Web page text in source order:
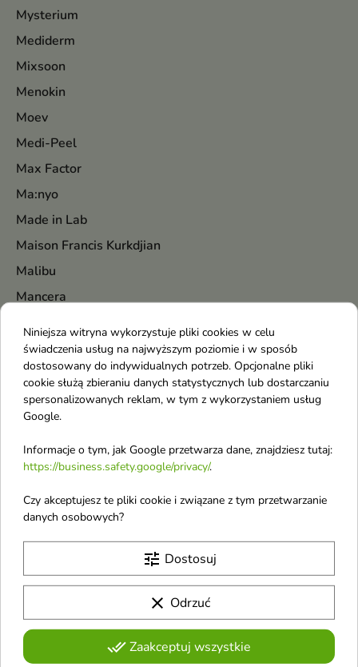
Mysterium
Mediderm
Mixsoon
Menokin
Moev
Medi-Peel
Max Factor
Ma:nyo
Made in Lab
Maison Francis Kurkdjian
Malibu
Mancera
Marion
Mary&May
Masil
Maybelline
Mediheal
Mexx
Michael Kors
Miraculum
Miu Miu
Mohani
Mokosh
Niniejsza witryna wykorzystuje pliki cookies w celu
świadczenia usług na najwyższym poziomie i w sposób
dostosowany do indywidualnych potrzeb. Opcjonalne pliki
cookie służą zbieraniu danych statystycznych lub dostarczaniu
spersonalizowanych reklam, w tym z wykorzystaniem usług
Google.
Informacje o tym, jak Google przetwarza dane, znajdziesz tutaj:
https://business.safety.google/privacy/.
Czy akceptujesz te pliki cookie i związane z tym przetwarzanie
danych osobowych?
tune Dostosuj
clear Odrzuć
done_allZaakceptuj wszystkie